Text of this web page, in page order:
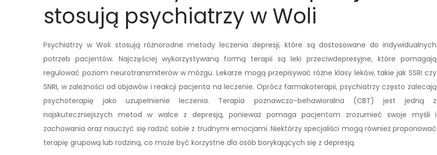
stosują psychiatrzy w Woli
Psychiatrzy w Woli stosują różnorodne metody leczenia depresji, które są dostosowane do indywidualnych
potrzeb pacjentów. Najczęściej wykorzystywaną formą terapii są leki przeciwdepresyjne, które pomagają
regulować poziom neurotransmiterów w mózgu. Lekarze mogą przepisywać różne klasy leków, takie jak SSRI czy
SNRI, w zależności od objawów i reakcji pacjenta na leczenie. Oprócz farmakoterapii, psychiatrzy często zalecają
psychoterapię jako uzupełnienie leczenia. Terapia poznawczo-behawioralna (CBT) jest jedną z
najskuteczniejszych metod w walce z depresją, ponieważ pomaga pacjentom zrozumieć swoje myśli i
zachowania oraz nauczyć się radzić sobie z trudnymi emocjami. Niektórzy specjaliści mogą również proponować
terapię grupową lub rodziną, co może być korzystne dla osób borykających się z depresją.